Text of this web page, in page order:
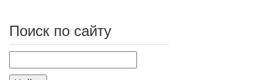
Поиск по сайту